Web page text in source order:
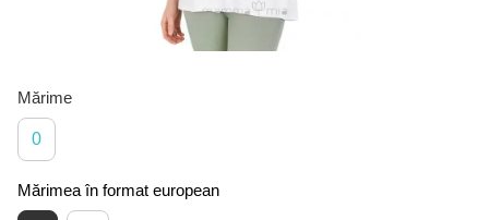
Mărime
0
Mărimea în format european